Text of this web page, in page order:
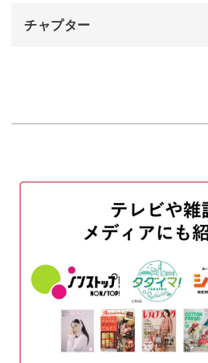
チャプター
ガイドラインシートを作る
生地をカットする
接着芯をカットして貼りつける
生地の周りを並縫いする
くるみボタンに生地を貼りつけ